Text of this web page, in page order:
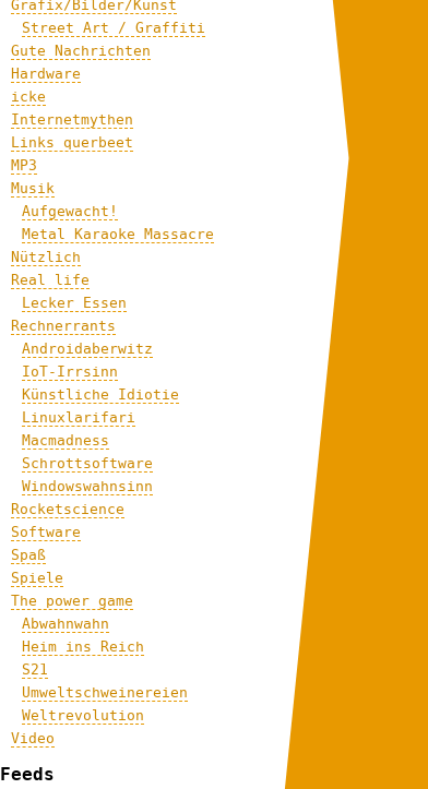
Grafix/Bilder/Kunst
Street Art / Graffiti
Gute Nachrichten
Hardware
icke
Internetmythen
Links querbeet
MP3
Musik
Aufgewacht!
Metal Karaoke Massacre
Nützlich
Real life
Lecker Essen
Rechnerrants
Androidaberwitz
IoT-Irrsinn
Künstliche Idiotie
Linuxlarifari
Macmadness
Schrottsoftware
Windowswahnsinn
Rocketscience
Software
Spaß
Spiele
The power game
Abwahnwahn
Heim ins Reich
S21
Umweltschweinereien
Weltrevolution
Video
Feeds